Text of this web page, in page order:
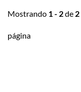
Mostrando 1 - 2de 2
página